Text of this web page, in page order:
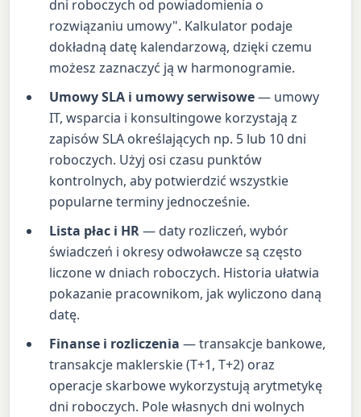
dni roboczych od powiadomienia o
rozwiązaniu umowy". Kalkulator podaje
dokładną datę kalendarzową, dzięki czemu
możesz zaznaczyć ją w harmonogramie.
Umowy SLA i umowy serwisowe— umowy
IT, wsparcia i konsultingowe korzystają z
zapisów SLA określających np. 5 lub 10 dni
roboczych. Użyj osi czasu punktów
kontrolnych, aby potwierdzić wszystkie
popularne terminy jednocześnie.
Lista płac i HR— daty rozliczeń, wybór
świadczeń i okresy odwoławcze są często
liczone w dniach roboczych. Historia ułatwia
pokazanie pracownikom, jak wyliczono daną
datę.
Finanse i rozliczenia — transakcje bankowe,
transakcje maklerskie (T+1, T+2) oraz
operacje skarbowe wykorzystują arytmetykę
dni roboczych. Pole własnych dni wolnych